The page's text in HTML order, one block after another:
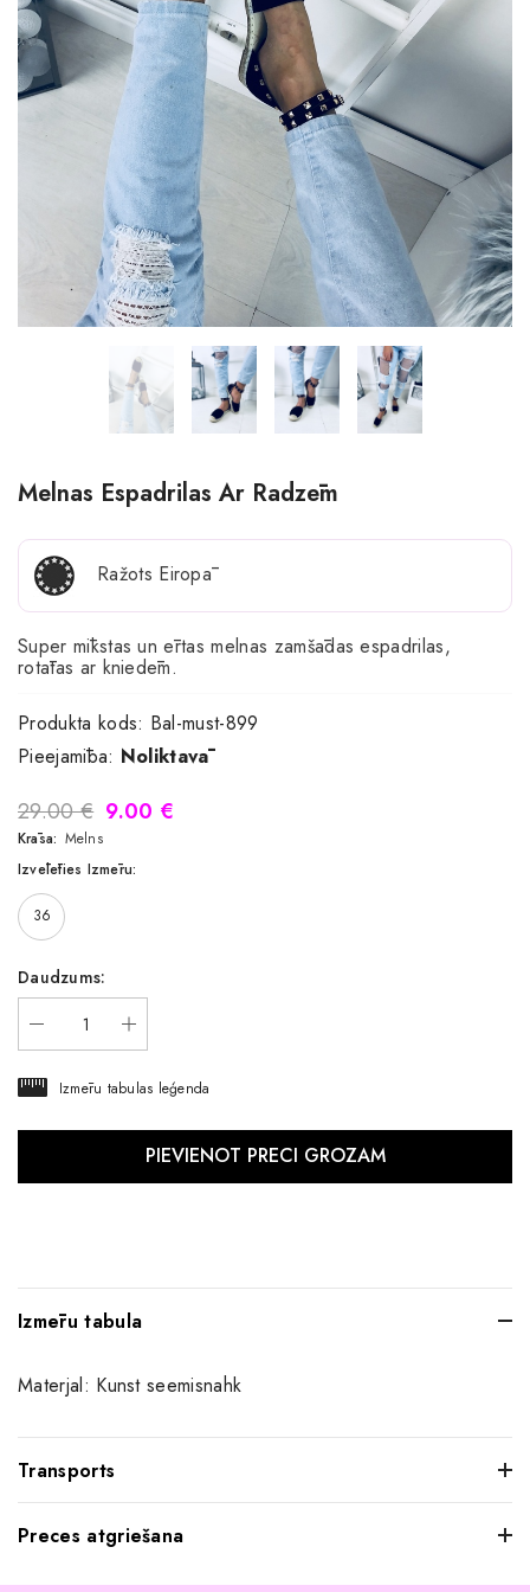
Melnas Espadrilas Ar Radzēm
Ražots Eiropā
Super mīkstas un ērtas melnas zamšādas espadrilas,
rotātas ar kniedēm.
Produkta kods: Bal-must-899
Pieejamība: Noliktavā
29.00 € 9.00 €
Krāsa: Melns
Izvēlēties Izmēru:
36
Daudzums:
Izmēru tabulas leģenda
Izmēru tabula
Materjal: Kunst seemisnahk
Transports
Preces atgriešana